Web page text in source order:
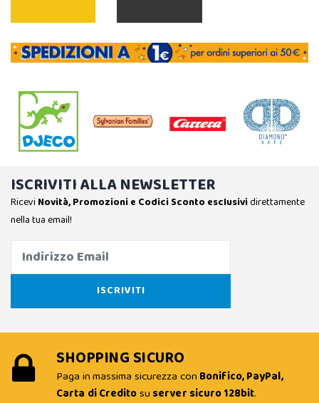
ISCRIVITI ALLA NEWSLETTER
Ricevi Novità, Promozioni e Codici Sconto esclusividirettamente
nella tua email!
SHOPPING SICURO
Paga in massima sicurezza con Bonifico, PayPal,
Carta di Creditosu server sicuro 128bit.